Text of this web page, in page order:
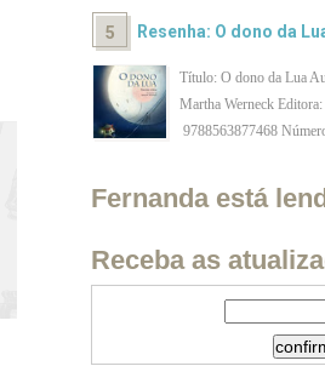
Resenha: O dono da
Título: O dono da Lua
Martha Werneck
9788563877468
Fernanda está
Receba as